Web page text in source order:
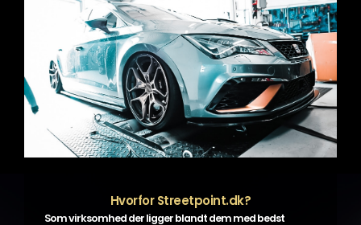
Hvorfor Streetpoint.dk?
Som virksomhed der ligger blandt dem med bedst